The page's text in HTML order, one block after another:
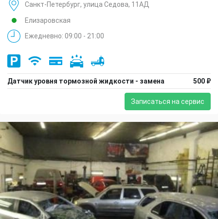
Санкт-Петербург, улица Седова, 11АД
Елизаровская
Ежедневно: 09:00 - 21:00
Датчик уровня тормозной жидкости - замена 500 ₽
Записаться на сервис